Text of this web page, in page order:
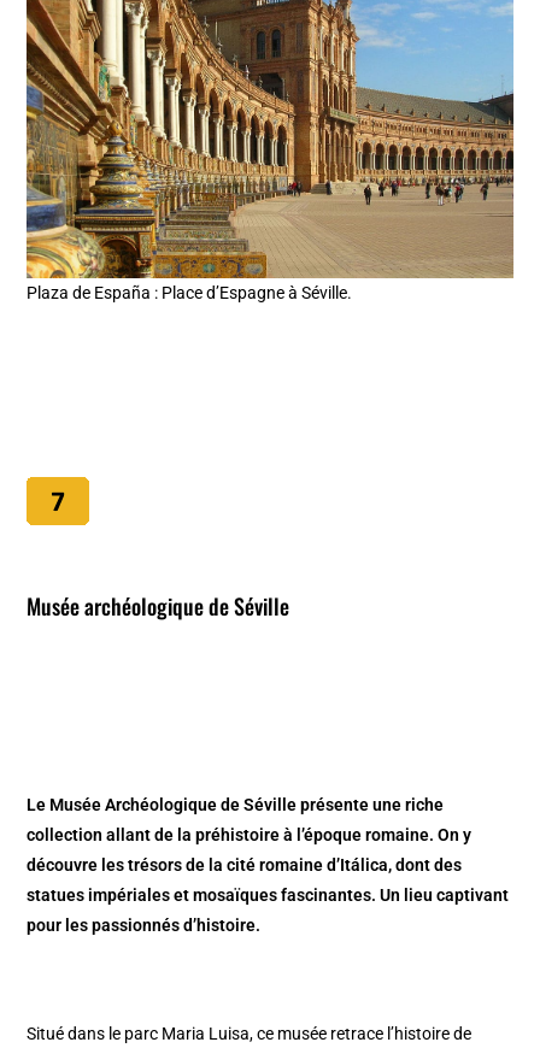
Plaza de España : Place d’Espagne à Séville.
Musée archéologique de Séville
Le Musée Archéologique de Séville présente une riche
collection allant de la préhistoire à l’époque romaine. On y
découvre les trésors de la cité romaine d’Itálica, dont des
statues impériales et mosaïques fascinantes. Un lieu captivant
pour les passionnés d’histoire.
Situé dans le parc Maria Luisa, ce musée retrace l’histoire de